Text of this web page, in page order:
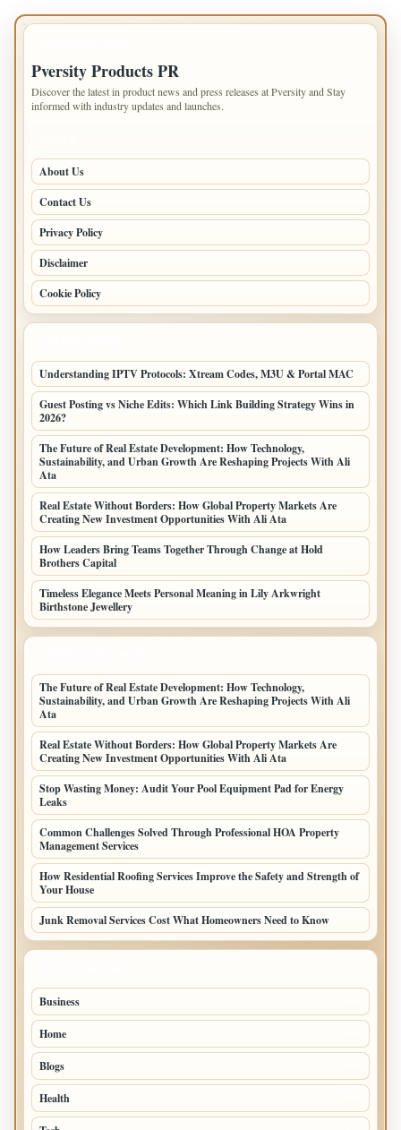
Pversity Products PR
Discover the latest in product news and press releases at Pversity and Stay
informed with industry updates and launches.
About Us
Contact Us
Privacy Policy
Disclaimer
Cookie Policy
Understanding IPTV Protocols: Xtream Codes, M3U & Portal MAC
Guest Posting vs Niche Edits: Which Link Building Strategy Wins in
2026?
The Future of Real Estate Development: How Technology,
Sustainability, and Urban Growth Are Reshaping Projects With Ali
Ata
Real Estate Without Borders: How Global Property Markets Are
Creating New Investment Opportunities With Ali Ata
How Leaders Bring Teams Together Through Change at Hold
Brothers Capital
Timeless Elegance Meets Personal Meaning in Lily Arkwright
Birthstone Jewellery
The Future of Real Estate Development: How Technology,
Sustainability, and Urban Growth Are Reshaping Projects With Ali
Ata
Real Estate Without Borders: How Global Property Markets Are
Creating New Investment Opportunities With Ali Ata
Stop Wasting Money: Audit Your Pool Equipment Pad for Energy
Leaks
Common Challenges Solved Through Professional HOA Property
Management Services
How Residential Roofing Services Improve the Safety and Strength of
Your House
Junk Removal Services Cost What Homeowners Need to Know
Business
Home
Blogs
Health